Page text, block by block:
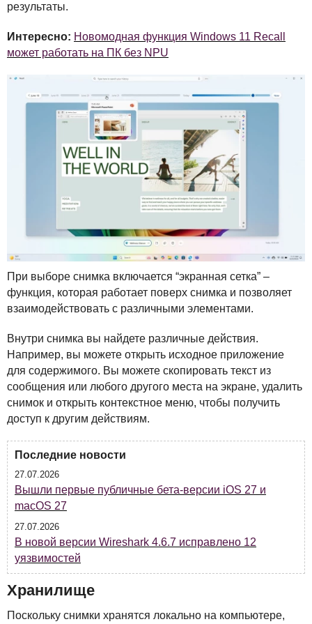
результаты.
Интересно: Новомодная функция Windows 11 Recall
может работать на ПК без NPU
При выборе снимка включается “экранная сетка” –
функция, которая работает поверх снимка и позволяет
взаимодействовать с различными элементами.
Внутри снимка вы найдете различные действия.
Например, вы можете открыть исходное приложение
для содержимого. Вы можете скопировать текст из
сообщения или любого другого места на экране, удалить
снимок и открыть контекстное меню, чтобы получить
доступ к другим действиям.
Последние новости
27.07.2026
Вышли первые публичные бета-версии iOS 27 и
macOS 27
27.07.2026
В новой версии Wireshark 4.6.7 исправлено 12
уязвимостей
Хранилище
Поскольку снимки хранятся локально на компьютере,